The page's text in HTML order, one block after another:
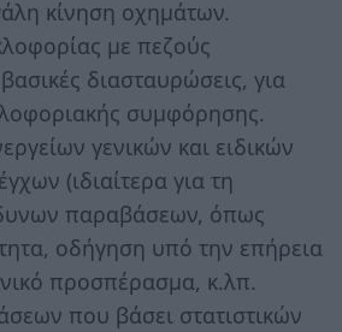
κίνηση οχημάτων.
με πεζούς
διασταυρώσεις, για
συμφόρησης.
γενικών και ειδικών
(ιδιαίτερα για τη
παραβάσεων, όπως
οδήγηση υπό την επήρεια
προσπέρασμα, κ.λπ.
που βάσει στατιστικών